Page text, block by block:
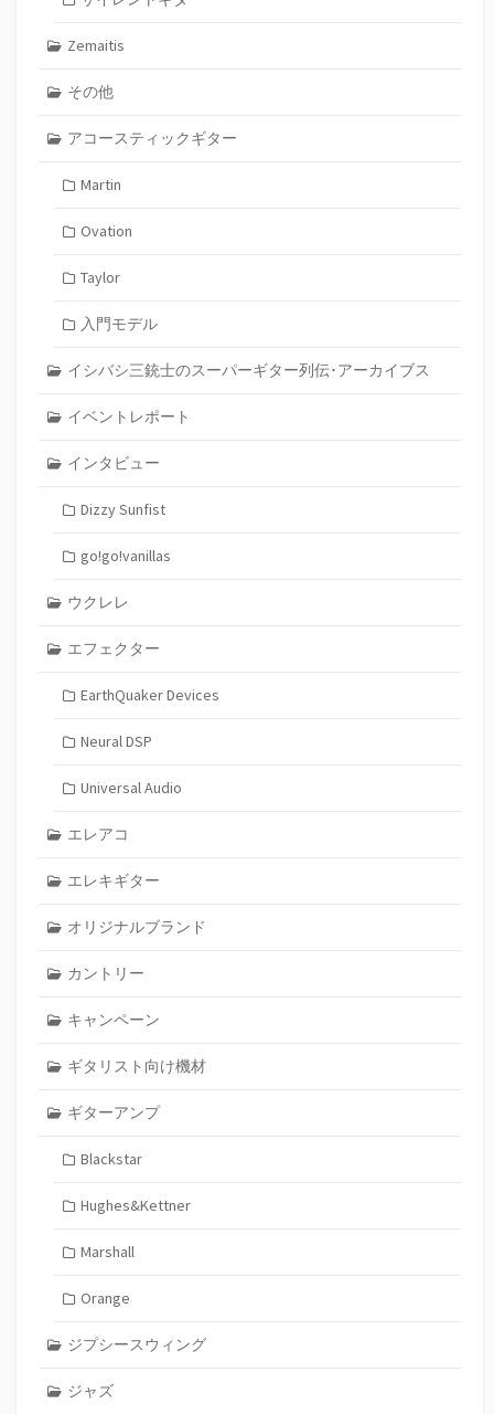
Zemaitis
その他
アコースティックギター
Martin
Ovation
Taylor
入門モデル
イシバシ三銃士のスーパーギター列伝･アーカイブス
イベントレポート
インタビュー
Dizzy Sunfist
go!go!vanillas
ウクレレ
エフェクター
EarthQuaker Devices
Neural DSP
Universal Audio
エレアコ
エレキギター
オリジナルブランド
カントリー
キャンペーン
ギタリスト向け機材
ギターアンプ
Blackstar
Hughes&Kettner
Marshall
Orange
ジプシースウィング
ジャズ